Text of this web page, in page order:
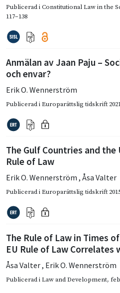
Publicerad iConstitutional Law in the
117–138
Anmälan av Jaan Paju –
och envar?
Erik O. Wennerström
Publicerad iEuroparättslig tidskrift
The Gulf Countries and
Rule of Law
Erik O. Wennerström , Åsa Valter
Publicerad iEuroparättslig tidskrift
The Rule of Law in Times
EU Rule of Law
Åsa Valter, Erik O. Wennerström
Publicerad iLaw and Development,